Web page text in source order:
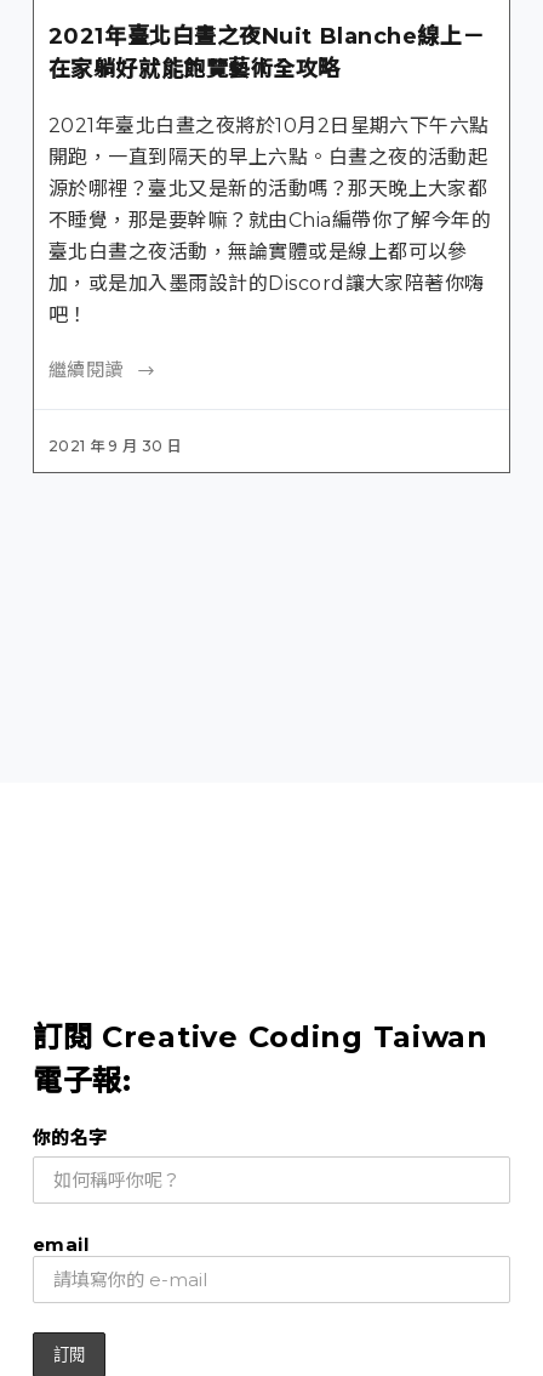
2021年臺北白晝之夜Nuit Blanche線上－
在家躺好就能飽覽藝術全攻略
2021年臺北白晝之夜將於10月2日星期六下午六點
開跑，一直到隔天的早上六點。白晝之夜的活動起
源於哪裡？臺北又是新的活動嗎？那天晚上大家都
不睡覺，那是要幹嘛？就由Chia編帶你了解今年的
臺北白晝之夜活動，無論實體或是線上都可以參
加，或是加入墨雨設計的Discord讓大家陪著你嗨
吧！
繼續閱讀
2021 年 9 月 30 日
訂閱 Creative Coding Taiwan
電子報:
你的名字
email